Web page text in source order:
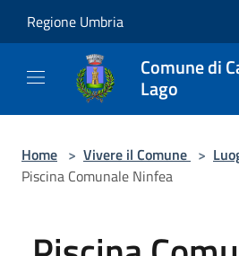
Regione Umbria
Comune di
Lago
Home > Vivere il Comune >
Piscina Comunale Ninfea